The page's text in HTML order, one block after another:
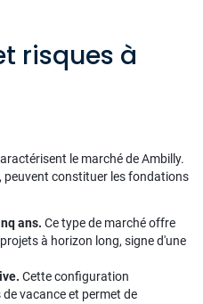
risques à
le marché de Ambilly.
peuvent constituer les fondations
ans. Ce type de marché offre
à horizon long, signe d'une
Cette configuration
vacance et permet de